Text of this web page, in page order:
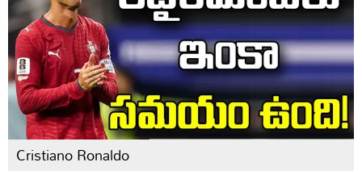
Cristiano Ronaldo